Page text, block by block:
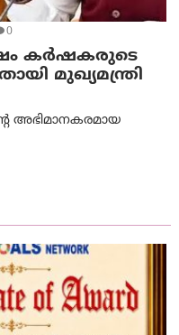
0
കർഷകരുടെ
മുഖ്യമന്ത്രി
അഭിമാനകരമായ